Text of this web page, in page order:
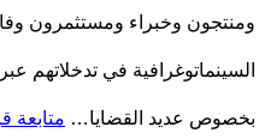
ومنتجون وخبراء ومستثمرون
السينماتوغرافية في تدخلاتهم
بخصوص عديد القضايا… متابعة